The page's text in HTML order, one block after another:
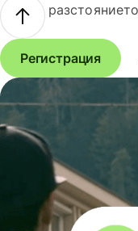
Регистрация